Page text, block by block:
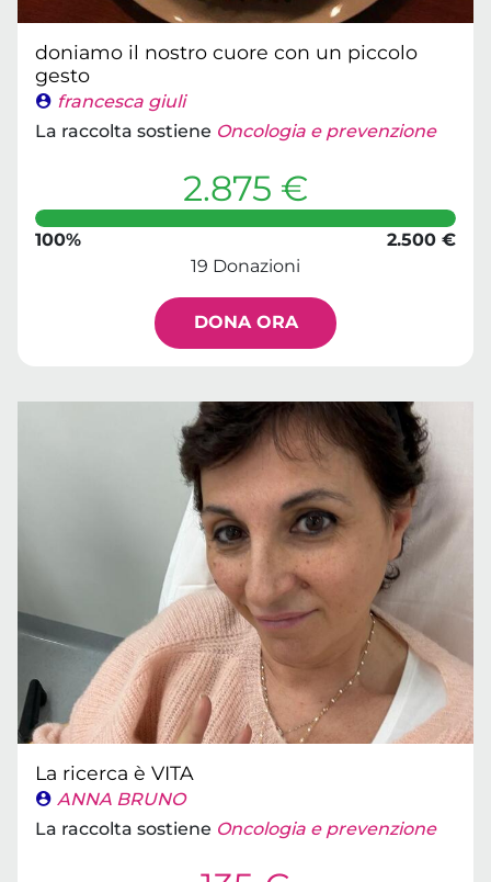
doniamo il nostro cuore con un piccolo
gesto
francesca giuli
La raccolta sostiene Oncologia e prevenzione
2.875 €
100%
2.500 €
19 Donazioni
DONA ORA
La ricerca è VITA
ANNA BRUNO
La raccolta sostiene Oncologia e prevenzione